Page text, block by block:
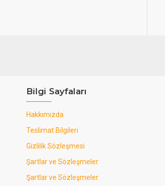
Bilgi Sayfaları
Hakkımızda
Teslimat Bilgileri
Gizlilik Sözleşmesi
Şartlar ve Sözleşmeler
Şartlar ve Sözleşmeler